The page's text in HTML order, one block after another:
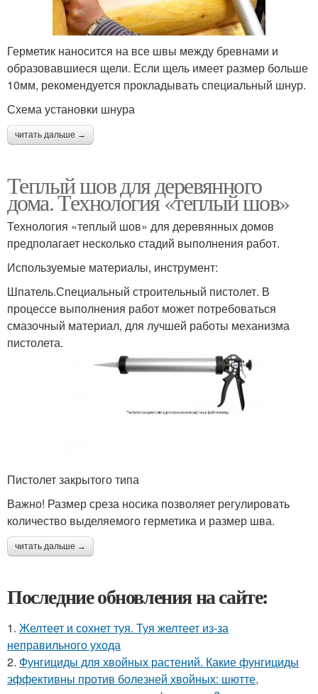
Герметик наносится на все швы между бревнами и
образовавшиеся щели. Если щель имеет размер больше
10мм, рекомендуется прокладывать специальный шнур.
Схема установки шнура
читать дальше →
Теплый шов для деревянного
дома. Технология «теплый шов»
Технология «теплый шов» для деревянных домов
предполагает несколько стадий выполнения работ.
Используемые материалы, инструмент:
Шпатель.Специальный строительный пистолет. В
процессе выполнения работ может потребоваться
смазочный материал, для лучшей работы механизма
пистолета.
Пистолет закрытого типа
Важно! Размер среза носика позволяет регулировать
количество выделяемого герметика и размер шва.
читать дальше →
Последние обновления на сайте:
1. Желтеет и сохнет туя. Туя желтеет из-за
неправильного ухода
2. Фунгициды для хвойных растений. Какие фунгициды
эффективны против болезней хвойных: шютте,